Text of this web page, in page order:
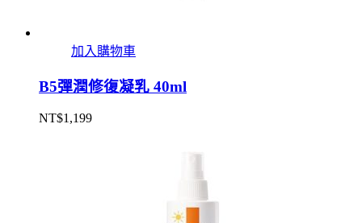
加入購物車
B5彈潤修復凝乳 40ml
NT$1,199